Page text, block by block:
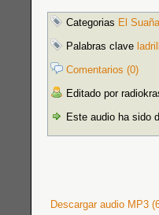
Categorias El
Palabras clave
Comentarios (0)
Editado por
Este audio ha sido
Descargar audio MP3